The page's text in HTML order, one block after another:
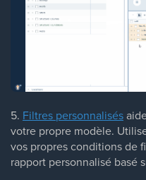
5. Filtres personnalisés
votre propre modèle.
vos propres conditions de
rapport personnalisé basé